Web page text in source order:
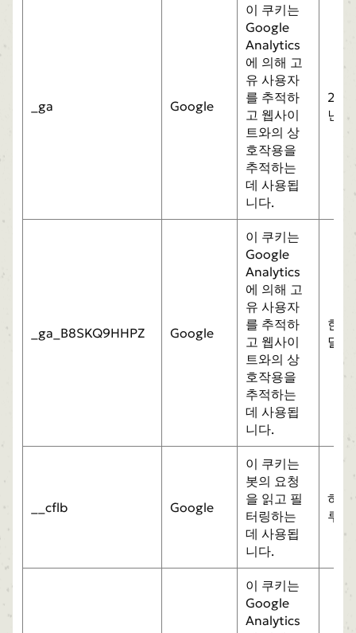
_ga Google
이 쿠키는
Google
Analytics
에 의해 고
유 사용자
를 추적하
고 웹사이
트와의 상
호작용을
추적하는
데 사용됩
니다.
2
년
_ga_B8SKQ9HHPZ Google
이 쿠키는
Google
Analytics
에 의해 고
유 사용자
를 추적하
고 웹사이
트와의 상
호작용을
추적하는
데 사용됩
니다.
한
달
__cflb Google
이 쿠키는
봇의 요청
을 읽고 필
터링하는
데 사용됩
니다.
하
루
이 쿠키는
Google
Analytics